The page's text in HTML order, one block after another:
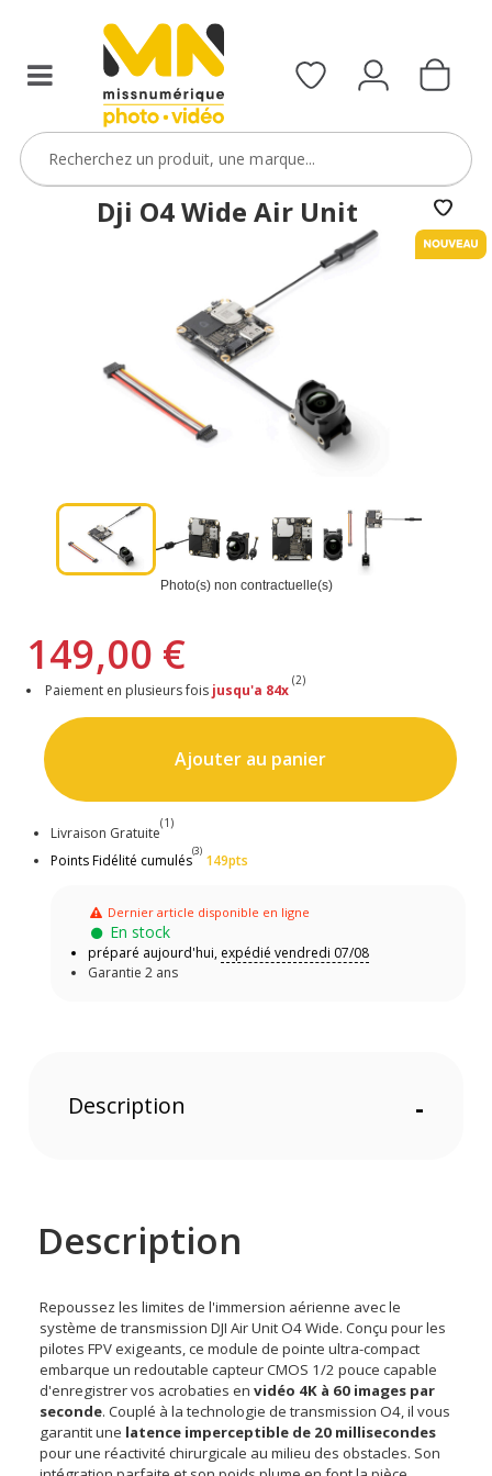
Dji O4 Wide Air Unit
Photo(s) non contractuelle(s)
149,00 €
Paiement en plusieurs fois jusqu'a 84x
(2)
Ajouter au panier
Livraison Gratuite
(1)
Points Fidélité cumulés
(3)
149pts
Dernier article disponible en ligne
En stock
préparé aujourd'hui, expédié vendredi 07/08
Garantie 2 ans
Description -
Description
Repoussez les limites de l'immersion aérienne avec le
système de transmission DJI Air Unit O4 Wide. Conçu pour les
pilotes FPV exigeants, ce module de pointe ultra-compact
embarque un redoutable capteur CMOS 1/2 pouce capable
d'enregistrer vos acrobaties envidéo 4K à 60 images par
seconde. Couplé à la technologie de transmission O4, il vous
garantit une latence imperceptible de 20 millisecondes
pour une réactivité chirurgicale au milieu des obstacles. Son